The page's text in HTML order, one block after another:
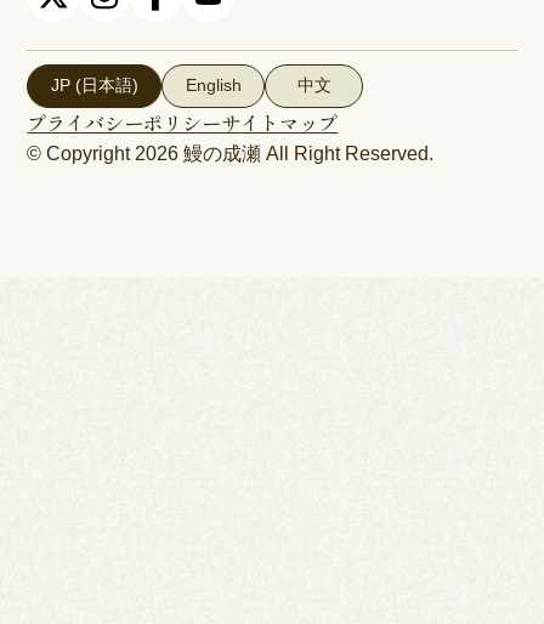
JP (日本語) English 中文
プライバシーポリシーサイトマップ
© Copyright 2026鰻の成瀬 All Right Reserved.